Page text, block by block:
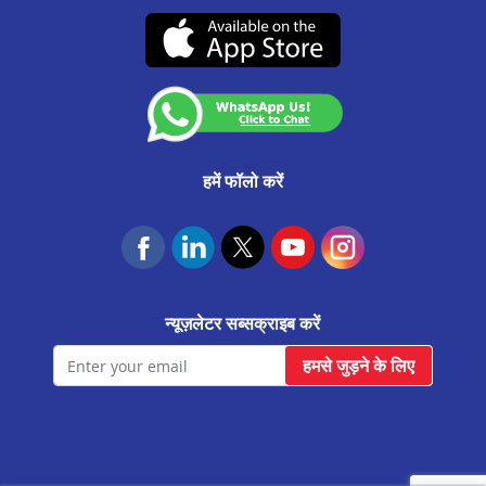
कटनी मे बैलेंस ट्रांसफर
अलोट मे बैलेंस ट्रांसफर
रेवा मे बैलेंस ट्रांसफर
बड़नगर मे बैलेंस ट्रांसफर
आगर मालवा मे बैलेंस ट्रांसफर
सीहोर मे बैलेंस ट्रांसफर
रतलाम मे बैलेंस ट्रांसफर
पीथमपुर मे बैलेंस ट्रांसफर
(07-दिसंबर-2026 तक वैध)
हमें फॉलो करें
न्यूज़लेटर सब्सक्राइब करें
हमसे जुड़ने के लिए